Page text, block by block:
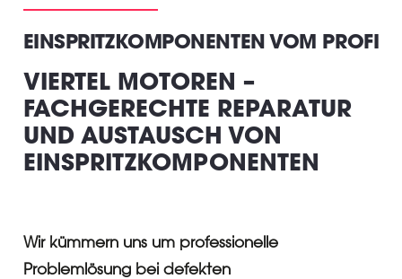
EINSPRITZKOMPONENTEN VOM PROFI
VIERTEL MOTOREN –
FACHGERECHTE REPARATUR
UND AUSTAUSCH VON
EINSPRITZKOMPONENTEN
Wir kümmern uns um professionelle
Problemlösung bei defekten